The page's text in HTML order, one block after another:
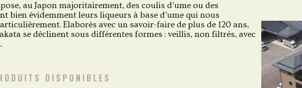
au Japon majoritairement, des coulis d'ume ou des
bien évidemment leurs liqueurs à base d'ume qui nous
Elaborés avec un savoir-faire de plus de 120 ans,
se déclinent sous différentes formes : veillis, non filtrés, avec
DISPONIBLES